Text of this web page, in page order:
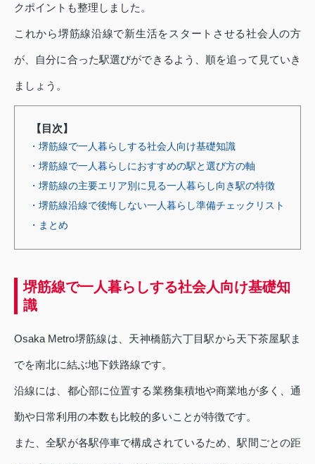
クポイントも整理しました。
これから堺筋線沿線で新生活をスタートさせる社会人の方
が、自分に合った駅選びができるよう、順を追って見ていき
ましょう。
【目次】
・堺筋線で一人暮らしする社会人向け基礎知識
・堺筋線で一人暮らしにおすすめの駅と選び方の軸
・堺筋線の主要エリア別に見る一人暮らし向き駅の特徴
・堺筋線沿線で後悔しない一人暮らし準備チェックリスト
・まとめ
堺筋線で一人暮らしする社会人向け基礎知
識
Osaka Metro堺筋線は、天神橋筋六丁目駅から天下茶屋駅ま
でを南北に結ぶ地下鉄路線です。
沿線には、都心部に位置する業務集積地や商業地が多く、通
勤や日常利用の本数も比較的多いことが特徴です。
また、全駅が各駅停車で構成されているため、駅間ごとの距